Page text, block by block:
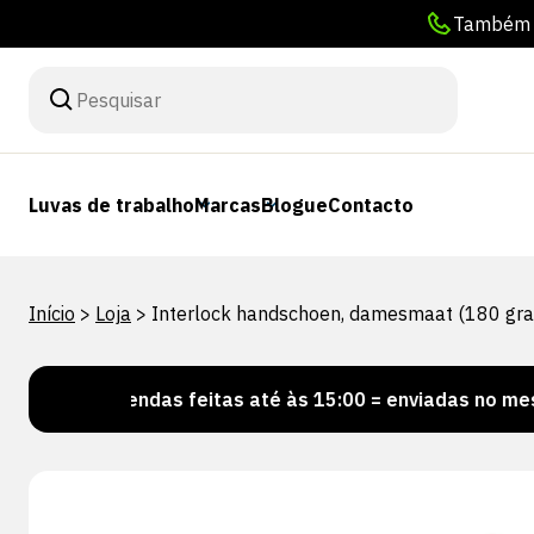
Luvas de trabalhoMarcasBlogueContacto
Início > Loja > Interlock handschoen, damesmaat (180
feitas até às 15:00 = enviadas no mesmo dia